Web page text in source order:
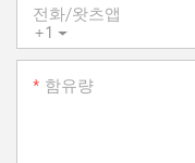
+1
전화/왓츠앱
함유량